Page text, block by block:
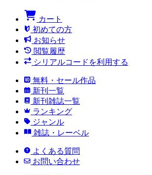
カート
初めての方
お知らせ
閲覧履歴
シリアルコードを利用する
無料・セール作品
新刊一覧
新刊雑誌一覧
ランキング
ジャンル
雑誌・レーベル
よくある質問
お問い合わせ